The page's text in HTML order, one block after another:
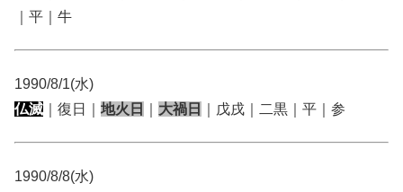
｜平｜牛
1990/8/1(水)
仏滅 ｜復日｜ 地火日 大禍日 ｜戊戌｜二黒｜平｜参
1990/8/8(水)